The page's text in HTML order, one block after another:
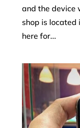
and the device
shop is located
here for...